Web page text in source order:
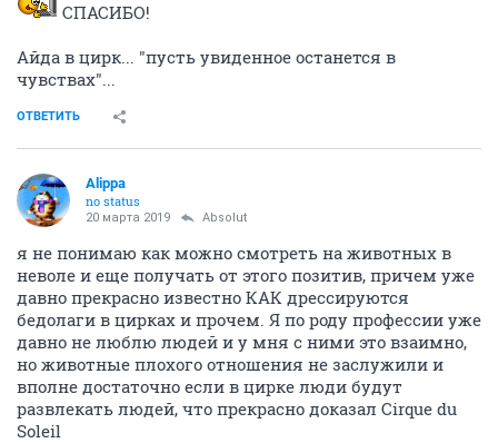
СПАСИБО!
Айда в цирк... "пусть увиденное останется в
чувствах"...
ОТВЕТИТЬ
Alippa
no status
20 марта 2019 Absolut
я не понимаю как можно смотреть на животных в
неволе и еще получать от этого позитив, причем уже
давно прекрасно известно КАК дрессируются
бедолаги в цирках и прочем. Я по роду профессии уже
давно не люблю людей и у мня с ними это взаимно,
но животные плохого отношения не заслужили и
вполне достаточно если в цирке люди будут
развлекать людей, что прекрасно доказал Cirque du
Soleil